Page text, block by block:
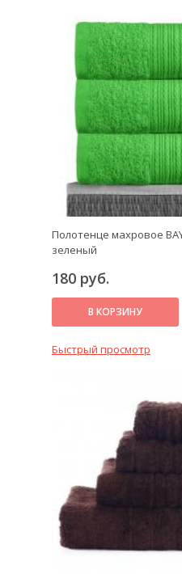
Полотенце махровое
зеленый
180 руб.
В КОРЗИНУ
Быстрый просмотр